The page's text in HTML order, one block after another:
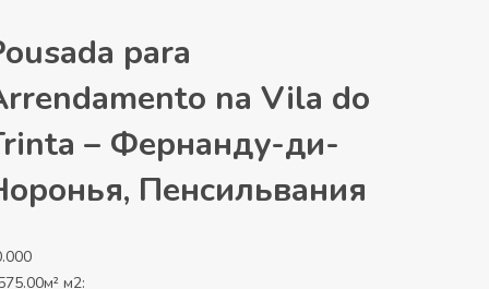
para
na Vila do
– Фернанду-ди-
Пенсильвания
м2: